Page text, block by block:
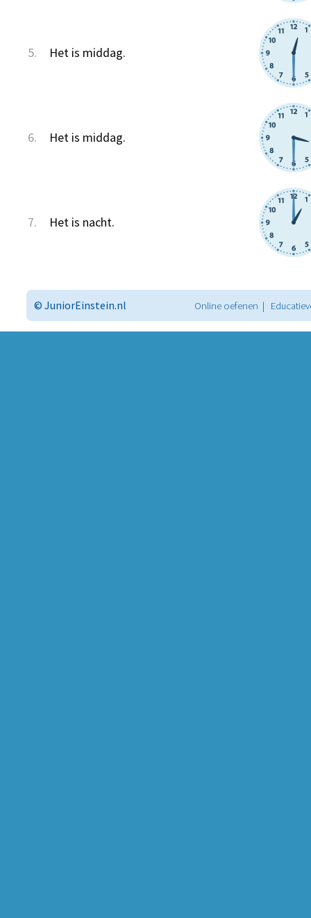
5. Het is middag.
6. Het is middag.
7. Het is nacht.
© JuniorEinstein.nl Online oefenen |